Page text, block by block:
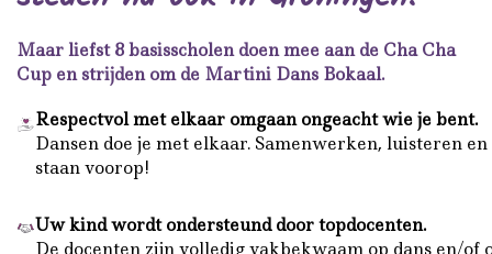
Maar liefst 8 basisscholen doen mee aan de Cha Cha
Cup en strijden om de Martini Dans Bokaal.
Respectvol met elkaar omgaan ongeacht wie je bent.
Dansen doe je met elkaar. Samenwerken, luisteren
staan voorop!
Uw kind wordt ondersteund door topdocenten.
De docenten zijn volledig vakbekwaam op dans en/of